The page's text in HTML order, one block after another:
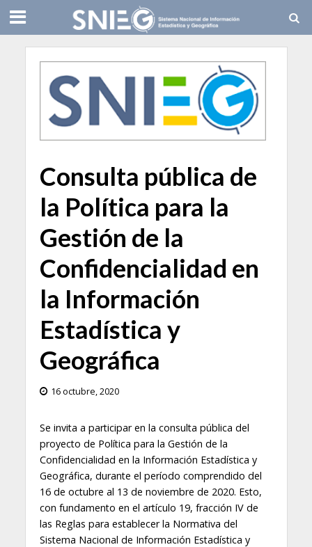
Consulta pública de
la Política para la
Gestión de la
Confidencialidad en
la Información
Estadística y
Geográfica
16 octubre, 2020
Se invita a participar en la consulta pública del
proyecto de Política para la Gestión de la
Confidencialidad en la Información Estadística y
Geográfica, durante el período comprendido del
16 de octubre al 13 de noviembre de 2020. Esto,
con fundamento en el artículo 19, fracción IV de
las Reglas para establecer la Normativa del
Sistema Nacional de Información Estadística y